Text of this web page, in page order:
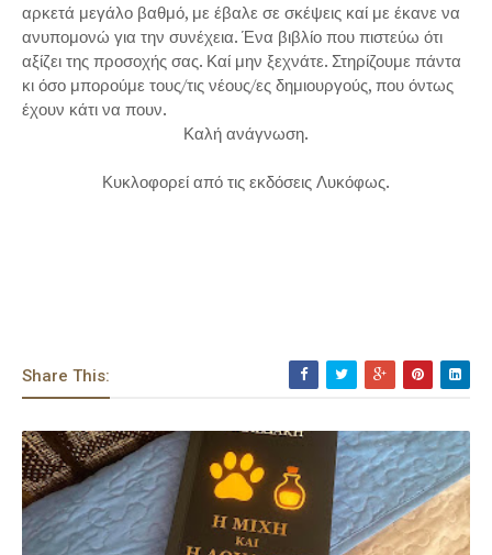
αρκετά μεγάλο βαθμό, με έβαλε σε σκέψεις καί με έκανε να
ανυπομονώ για την συνέχεια. Ένα βιβλίο που πιστεύω ότι
αξίζει της προσοχής σας. Καί μην ξεχνάτε. Στηρίζουμε πάντα
κι όσο μπορούμε τους/τις νέους/ες δημιουργούς, που όντως
έχουν κάτι να πουν.
Καλή ανάγνωση.
Κυκλοφορεί από τις εκδόσεις Λυκόφως.
Share This: